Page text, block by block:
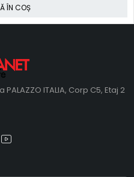
ÎN COȘ
ITALIA, Corp C5, Etaj 2